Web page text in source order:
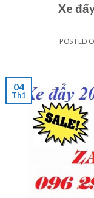
Xe
POSTED
04
Th1